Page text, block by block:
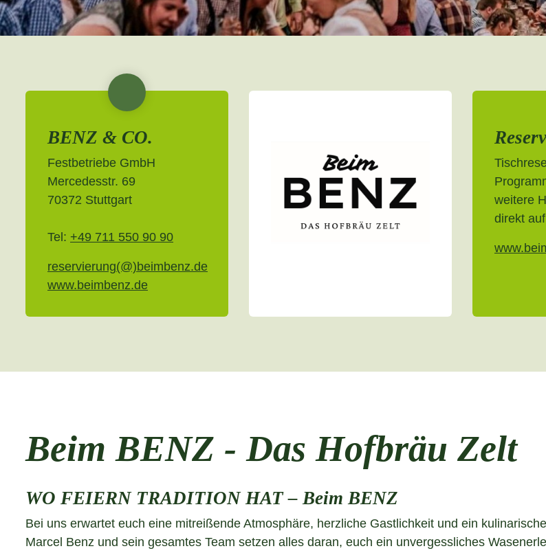
BENZ & CO.
Festbetriebe GmbH
Mercedesstr. 69
70372 Stuttgart
Tel: +49 711 550 90 90
reservierung(@)beimbenz.de
www.beimbenz.de
weitere
direkt
Beim BENZ - Das Hofbräu Zelt
WO FEIERN TRADITION HAT – Beim BENZ
Bei uns erwartet euch eine mitreißende Atmosphäre, herzliche Gastlichkeit und ein
Marcel Benz und sein gesamtes Team setzen alles daran, euch ein unvergessliches